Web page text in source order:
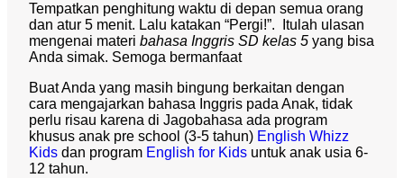
Tempatkan penghitung waktu di depan semua orang
dan atur 5 menit. Lalu katakan “Pergi!”. Itulah ulasan
mengenai materi bahasa Inggris SD kelas 5 yang bisa
Anda simak. Semoga bermanfaat
Buat Anda yang masih bingung berkaitan dengan
cara mengajarkan bahasa Inggris pada Anak, tidak
perlu risau karena di Jagobahasa ada program
khusus anak pre school (3-5 tahun) English Whizz
Kids dan program English for Kids untuk anak usia 6-
12 tahun.